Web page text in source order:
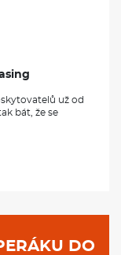
už od
bát, že se
DO